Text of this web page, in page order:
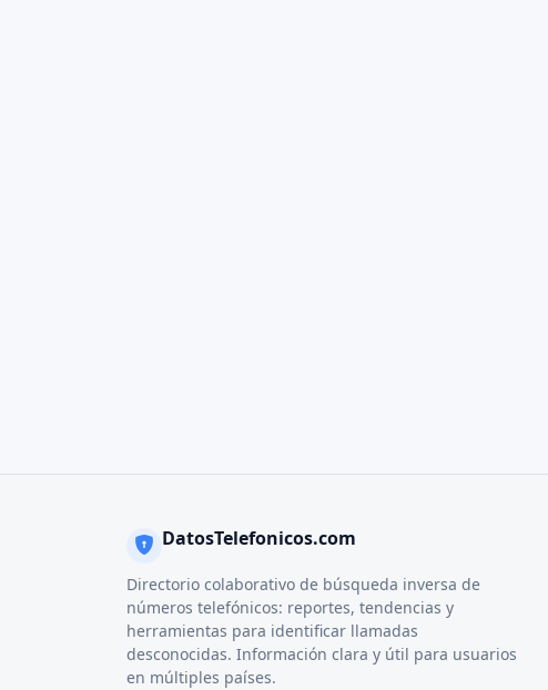
DatosTelefonicos.com
Directorio colaborativo de búsqueda inversa de
números telefónicos: reportes, tendencias y
herramientas para identificar llamadas
desconocidas. Información clara y útil para usuarios
en múltiples países.